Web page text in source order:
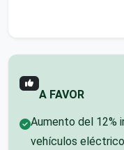
A FAVOR
Aumento del 12%
vehículos